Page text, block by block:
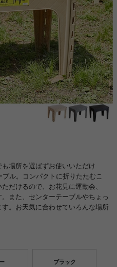
場所を選ばずお使いいただけ
ブル。コンパクトに折りたたむこ
だけるので、お花見に運動会、
また、センターテーブルやちょっ
。お天気に合わせていろんな場所
ブラック